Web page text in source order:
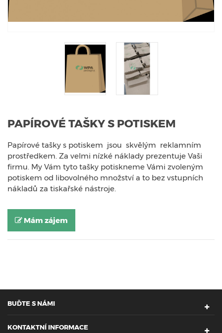
PAPÍROVÉ TAŠKY S POTISKEM
Papírové tašky s potiskem jsou skvělým reklamním
prostředkem. Za velmi nízké náklady prezentuje Vaši
firmu. My Vám tyto tašky potiskneme Vámi zvoleným
potiskem od libovolného množství a to bez vstupních
nákladů za tiskařské nástroje.
Mám zájem
BUĎTE S NÁMI
KONTAKTNÍ INFORMACE